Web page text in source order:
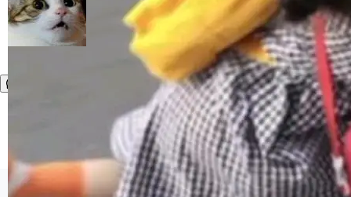
生成与复杂版式组织； 更稳定的图...
untu 用户在用，那用 snap 打包就没什么可纠结
的。 从 deb 到 snap 的迁移路径 hwctl 是 rust-
hwlib 硬件 API 库的一部分，命令行工具负责查
询 Ubuntu 的硬件认证数据库。...
创始人的角色「太累了」。几天后，The Inform
ation 就曝出她将重回 OpenAI，负责递归自我
改进方向的研究。她是 Thinking Machines 过
去一年内第四个离开的联合创始人。 这家由前
OpenAI CTO Mira Murati 创立的公司，连创始
团队都留不住。 但 Thinking Machines 不是唯
一在人才争夺战中失血的公司。六月，Google
连失两员大将：Noam Shazeer 去了 Op...
©OSCHINA(OSChina.NET) 京ICP备2025119063号